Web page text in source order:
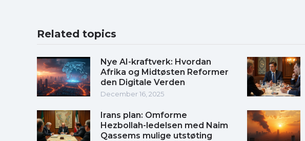
Related topics
Nye AI-kraftverk: Hvordan
Afrika og Midtøsten Reformer
den Digitale Verden
December 16, 2025
Irans plan: Omforme
Hezbollah-ledelsen med Naim
Qassems mulige utstøting